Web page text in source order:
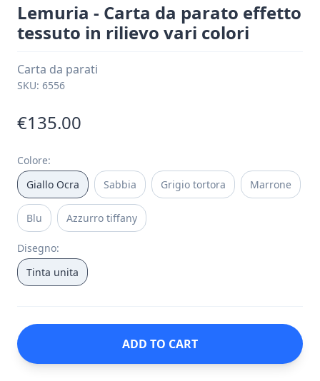
Lemuria - Carta da parato effetto
tessuto in rilievo vari colori
Carta da parati
SKU: 6556
€135.00
Colore:
Giallo Ocra
Sabbia Grigio tortora Marrone
Blu Azzurro tiffany
Disegno:
Tinta unita
ADD TO CART